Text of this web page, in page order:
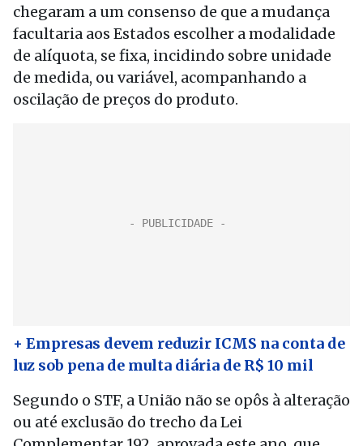
chegaram a um consenso de que a mudança
facultaria aos Estados escolher a modalidade
de alíquota, se fixa, incidindo sobre unidade
de medida, ou variável, acompanhando a
oscilação de preços do produto.
+ Empresas devem reduzir ICMS na conta de
luz sob pena de multa diária de R$ 10 mil
Segundo o STF, a União não se opôs à alteração
ou até exclusão do trecho da Lei